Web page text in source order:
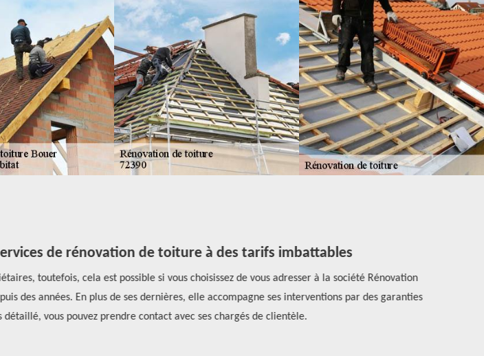
de rénovation de toiture à des tarifs imbattables
toutefois, cela est possible si vous choisissez de vous adresser à la société Rénovation
des années. En plus de ses dernières, elle accompagne ses interventions par des garanties
vous pouvez prendre contact avec ses chargés de clientèle.